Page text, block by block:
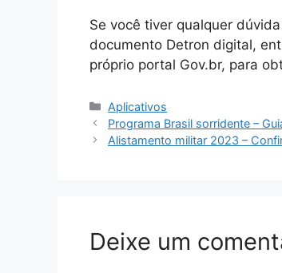
Se você tiver qualquer
documento Detron digital,
próprio portal Gov.br, para
Categorias
Aplicativos
Programa Brasil sorridente –
Alistamento militar 2023 –
Deixe um